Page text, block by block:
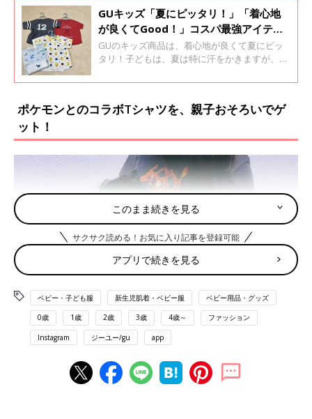
GUキッズ「夏にピッタリ！」「着心地
が良くてGood！」コスパ最強アイテム4
選
GUのキッズ商品は、着心地が良くて夏にピッ
タリ！子どもは、夏は特に汗をかきますが、サ
も良くておすすめなんです。値段もお手頃なの
ません♪ 今回はそんなGUの夏にぴったりなア
ポケモンとのコラボTシャツを、親子おそろいでゲ
ット！
このまま続きを見る
サクサク読める！お気に入り記事を登録可能
アプリで続きを見る
ベビー・子ども服 新生児肌着・ベビー服 ベビー用品・グッズ
0歳 1歳 2歳 3歳 4歳～ ファッション
Instagram ジーユー/gu app